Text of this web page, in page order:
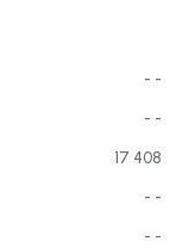
- -
- -
17 408
- -
- -